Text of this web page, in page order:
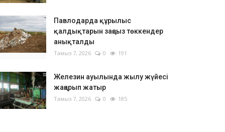
Павлодарда құрылыс
қалдықтарын заңсыз төккендер
анықталды
Тамыз 7, 2026 0 191
Железин ауылында жылу жүйесі
жаңарып жатыр
Тамыз 7, 2026 0 185